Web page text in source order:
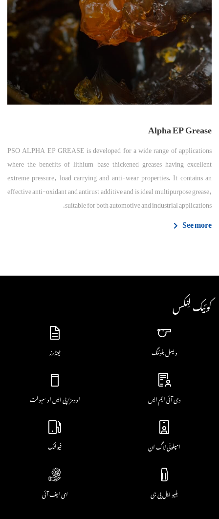
Alpha EP Grease
PSO ALPHA EP GREASE is developed for a wide range of applications
where the benefits of lithium base thickened greases having excellent
extreme pressure, load carrying and anti-wear properties. It contains an
effective anti-oxidant and antirust additive and is ideal multipurpose grease,
suitable for both automotive and industrial applications.
See more
کوئیک لِنکس
ویسل بلوئنگ ٹینڈرز
وی آئی ایم ایس اوومز/پی ایس او سہولت
امپلوئی لاگ ان فیولنک
بلیو ایل پی جی ای ایف آئی